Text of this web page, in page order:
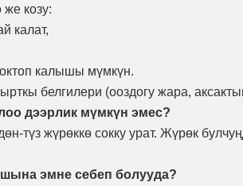
козу:
калат,
калышы мүмкүн.
белгилери (ооздогу жара,
дээрлик мүмкүн эмес?
түз жүрөккө сокку урат. Жүрөк
эмне себеп болууда?